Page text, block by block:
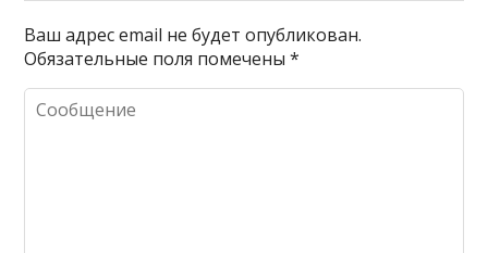
Ваш адрес email не будет опубликован.
Обязательные поля помечены*